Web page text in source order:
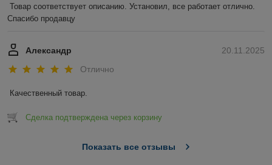
Товар соответствует описанию. Установил, все работает отлично.
Спасибо продавцу
20.11.2025
Александр
Отлично
Качественный товар.
Сделка подтверждена через корзину
Показать все отзывы